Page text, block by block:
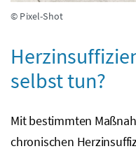
© Pixel-Shot
selbst tun?
Mit bestimmten
chronischen